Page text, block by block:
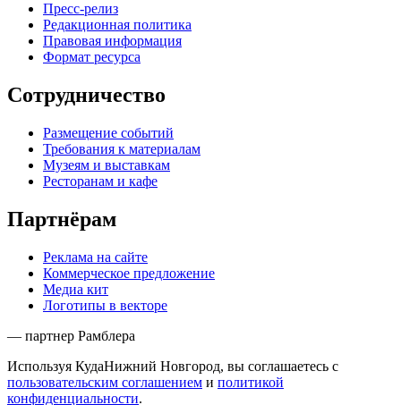
Пресс-релиз
Редакционная политика
Правовая информация
Формат ресурса
Сотрудничество
Размещение событий
Требования к материалам
Музеям и выставкам
Ресторанам и кафе
Партнёрам
Реклама на сайте
Коммерческое предложение
Медиа кит
Логотипы в векторе
— партнер Рамблера
Используя КудаНижний Новгород, вы соглашаетесь с
пользовательским соглашением и политикой
конфиденциальности.